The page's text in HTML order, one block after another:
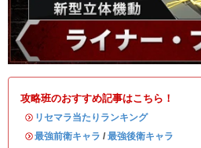
攻略班のおすすめ記事はこちら！
・ リセマラ当たりランキング
・最強前衛キャラ / 最強後衛キャラ